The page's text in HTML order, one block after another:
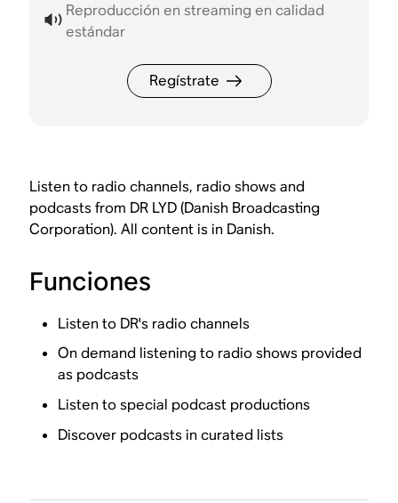
Reproducción en streaming en calidad
estándar
Regístrate
Listen to radio channels, radio shows and
podcasts from DR LYD (Danish Broadcasting
Corporation). All content is in Danish.
Funciones
Listen to DR's radio channels
On demand listening to radio shows provided
as podcasts
Listen to special podcast productions
Discover podcasts in curated lists